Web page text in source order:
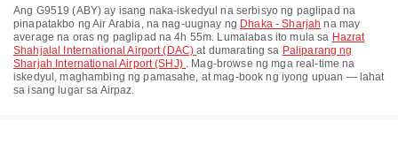
Ang G9519 (ABY) ay isang naka-iskedyul na serbisyo ng paglipad na
pinapatakbo ngAir Arabia, na nag-uugnay ng Dhaka - Sharjah na may
average na oras ng paglipad na4h 55m. Lumalabas ito mula sa Hazrat
Shahjalal International Airport (DAC)at dumarating sa Paliparang ng
Sharjah International Airport (SHJ) . Mag-browse ng mga real-time na
iskedyul, maghambing ng pamasahe, at mag-book ng iyong upuan — lahat
sa isang lugar sa Airpaz.